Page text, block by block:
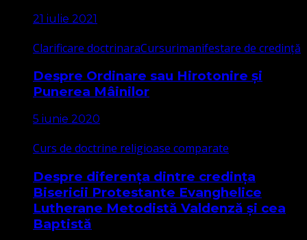
21 iulie 2021
Clarificare doctrinaraCursurimanifestare de credință
Despre Ordinare sau Hirotonire și
Punerea Mâinilor
5 iunie 2020
Curs de doctrine religioase comparate
Despre diferența dintre credința
Bisericii Protestante Evanghelice
Lutherane Metodistă Valdenză și cea
Baptistă